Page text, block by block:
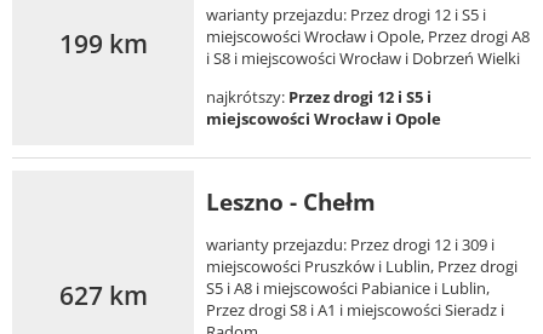
199 km
warianty przejazdu: Przez drogi 12 i S5 i
miejscowości Wrocław i Opole, Przez drogi A8
i S8 i miejscowości Wrocław i Dobrzeń Wielki
najkrótszy: Przez drogi 12 i S5 i
miejscowości Wrocław i Opole
627 km
Leszno - Chełm
warianty przejazdu: Przez drogi 12 i 309 i
miejscowości Pruszków i Lublin, Przez drogi
S5 i A8 i miejscowości Pabianice i Lublin,
Przez drogi S8 i A1 i miejscowości Sieradz i